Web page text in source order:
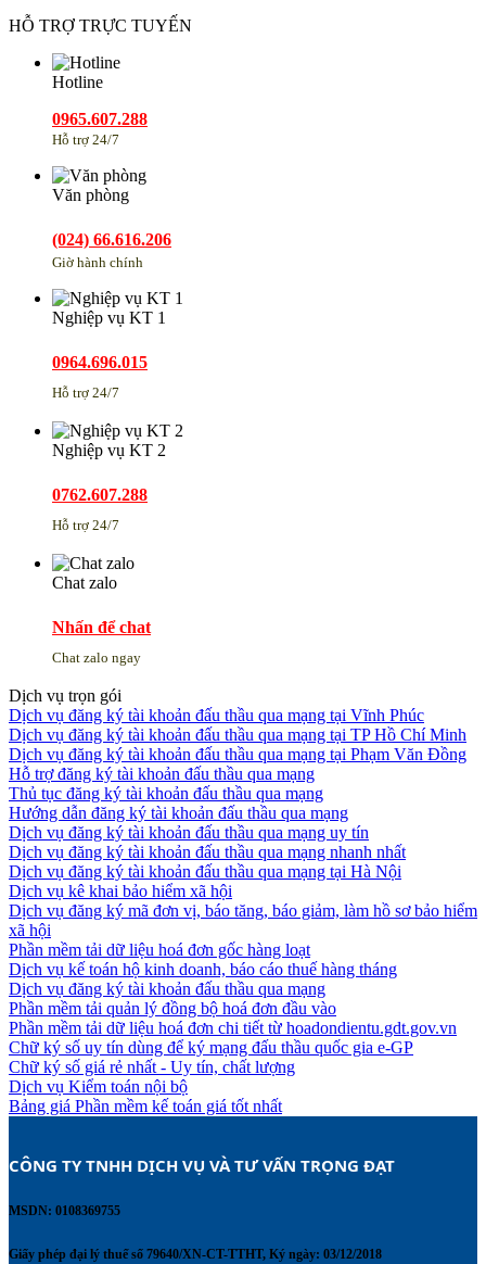
HỖ TRỢ TRỰC TUYẾN
Hotline
0965.607.288
Hỗ trợ 24/7
Văn phòng
(024) 66.616.206
Giờ hành chính
Nghiệp vụ KT 1
0964.696.015
Hỗ trợ 24/7
Nghiệp vụ KT 2
0762.607.288
Hỗ trợ 24/7
Chat zalo
Nhấn để chat
Chat zalo ngay
Dịch vụ trọn gói
Dịch vụ đăng ký tài khoản đấu thầu qua mạng tại Vĩnh Phúc
Dịch vụ đăng ký tài khoản đấu thầu qua mạng tại TP Hồ Chí Minh
Dịch vụ đăng ký tài khoản đấu thầu qua mạng tại Phạm Văn Đồng
Hỗ trợ đăng ký tài khoản đấu thầu qua mạng
Thủ tục đăng ký tài khoản đấu thầu qua mạng
Hướng dẫn đăng ký tài khoản đấu thầu qua mạng
Dịch vụ đăng ký tài khoản đấu thầu qua mạng uy tín
Dịch vụ đăng ký tài khoản đấu thầu qua mạng nhanh nhất
Dịch vụ đăng ký tài khoản đấu thầu qua mạng tại Hà Nội
Dịch vụ kê khai bảo hiểm xã hội
Dịch vụ đăng ký mã đơn vị, báo tăng, báo giảm, làm hồ sơ bảo hiểm
xã hội
Phần mềm tải dữ liệu hoá đơn gốc hàng loạt
Dịch vụ kế toán hộ kinh doanh, báo cáo thuế hàng tháng
Dịch vụ đăng ký tài khoản đấu thầu qua mạng
Phần mềm tải quản lý đồng bộ hoá đơn đầu vào
Phần mềm tải dữ liệu hoá đơn chi tiết từ hoadondientu.gdt.gov.vn
Chữ ký số uy tín dùng để ký mạng đấu thầu quốc gia e-GP
Chữ ký số giá rẻ nhất - Uy tín, chất lượng
Dịch vụ Kiểm toán nội bộ
Bảng giá Phần mềm kế toán giá tốt nhất
CÔNG TY TNHH DỊCH VỤ VÀ TƯ VẤN TRỌNG ĐẠT
MSDN: 0108369755
Giấy phép đại lý thuế số 79640/XN-CT-TTHT, Ký ngày: 03/12/2018